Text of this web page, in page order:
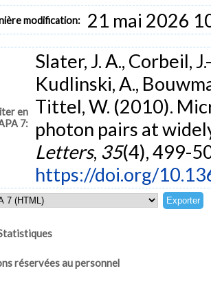
modification: 21 mai 2026
en
7:
Slater, J. A., Corbeil,
Kudlinski, A.,
Tittel, W. (2010).
photon pairs at
Letters, 35(4), 499-
https://doi.org/
réservées au personnel